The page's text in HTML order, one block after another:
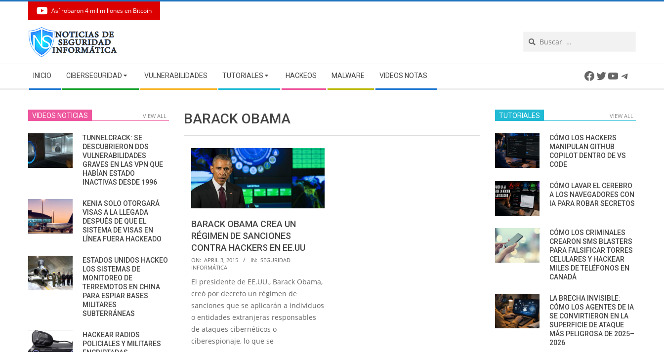
Así robaron 4 mil millones en Bitcoin
Navigation
Menu
INICIO CIBERSEGURIDAD VULNERABILIDADES TUTORIALES HACKEOS MALWARE VIDEOS NOTAS Facebook
Twitter
YouTube
BARACK OBAMA
BARACK OBAMA CREA UN
RÉGIMEN DE SANCIONES
CONTRA HACKERS EN EE.UU
2015-
04-
03
ON: APRIL 3, 2015 IN: SEGURIDAD
INFORMÁTICA
El presidente de EE.UU., Barack Obama,
creó por decreto un régimen de
sanciones que se aplicarán a individuos
o entidades extranjeras responsables
de ataques cibernéticos o
ciberespionaje, lo que se
VIDEOS NOTICIAS VIEW ALL
TUNNELCRACK: SE
DESCUBRIERON DOS
VULNERABILIDADES
GRAVES EN LAS VPN QUE
HABÍAN ESTADO
INACTIVAS DESDE 1996
KENIA SOLO OTORGARÁ
VISAS A LA LLEGADA
DESPUÉS DE QUE EL
SISTEMA DE VISAS EN
LÍNEA FUERA HACKEADO
ESTADOS UNIDOS HACKEO
LOS SISTEMAS DE
MONITOREO DE
TERREMOTOS EN CHINA
PARA ESPIAR BASES
MILITARES
SUBTERRÁNEAS
HACKEAR RADIOS
POLICIALES Y MILITARES
TUTORIALES VIEW ALL
CÓMO LOS HACKERS
MANIPULAN GITHUB
COPILOT DENTRO DE VS
CODE
CÓMO LAVAR EL CEREBRO
A LOS NAVEGADORES CON
IA PARA ROBAR SECRETOS
CÓMO LOS CRIMINALES
CREARON SMS BLASTERS
PARA FALSIFICAR TORRES
CELULARES Y HACKEAR
MILES DE TELÉFONOS EN
CANADÁ
LA BRECHA INVISIBLE:
CÓMO LOS AGENTES DE IA
SE CONVIRTIERON EN LA
SUPERFICIE DE ATAQUE
MÁS PELIGROSA DE 2025–
2026